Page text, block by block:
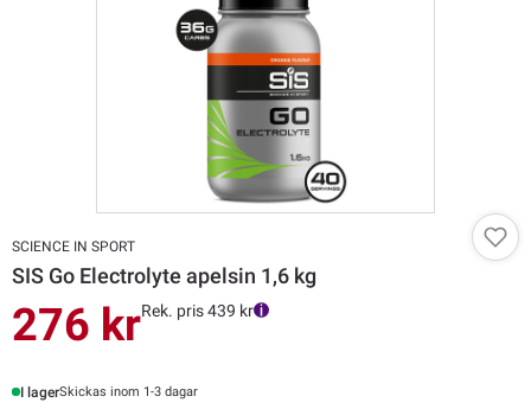
SCIENCE IN SPORT
SIS Go Electrolyte apelsin 1,6 kg
276 krRek. pris 439 kr
I lagerSkickas inom 1-3 dagar